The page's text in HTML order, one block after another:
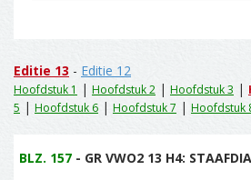
Editie 13 - Editie 12
Hoofdstuk 1 | Hoofdstuk 2 | Hoofdstuk 3 |
5 | Hoofdstuk 6 | Hoofdstuk 7 | Hoofdstuk
BLZ. 157 - GR VWO2 13 H4: